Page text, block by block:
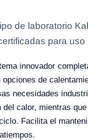
de laboratorio
para uso
innovador
de
necesidades
calor, mientras
Facilita el